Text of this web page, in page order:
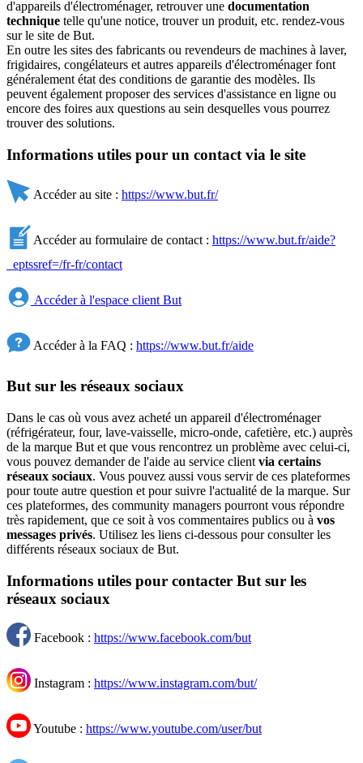
d'appareils d'électroménager, retrouver une documentation
technique telle qu'une notice, trouver un produit, etc. rendez-vous
sur le site de But.
En outre les sites des fabricants ou revendeurs de machines à laver,
frigidaires, congélateurs et autres appareils d'électroménager font
généralement état des conditions de garantie des modèles. Ils
peuvent également proposer des services d'assistance en ligne ou
encore des foires aux questions au sein desquelles vous pourrez
trouver des solutions.
Informations utiles pour un contact via le site
Accéder au site : https://www.but.fr/
Accéder au formulaire de contact : https://www.but.fr/aide?
_eptssref=/fr-fr/contact
Accéder à l'espace client But
Accéder à la FAQ : https://www.but.fr/aide
But sur les réseaux sociaux
Dans le cas où vous avez acheté un appareil d'électroménager
(réfrigérateur, four, lave-vaisselle, micro-onde, cafetière, etc.) auprès
de la marque But et que vous rencontrez un problème avec celui-ci,
vous pouvez demander de l'aide au service client via certains
réseaux sociaux. Vous pouvez aussi vous servir de ces plateformes
pour toute autre question et pour suivre l'actualité de la marque. Sur
ces plateformes, des community managers pourront vous répondre
très rapidement, que ce soit à vos commentaires publics ou à vos
messages privés. Utilisez les liens ci-dessous pour consulter les
différents réseaux sociaux de But.
Informations utiles pour contacter But sur les
réseaux sociaux
Facebook : https://www.facebook.com/but
Instagram : https://www.instagram.com/but/
Youtube : https://www.youtube.com/user/but